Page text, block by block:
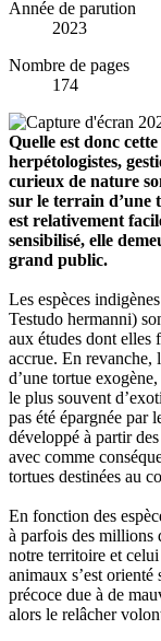
Année de parution
2023
Nombre de pages
174
Quelle est donc
herpétologistes,
curieux de nature
sur le terrain d’une
est relativement
sensibilisé, elle
grand public.
Les espèces
Testudo hermanni)
aux études dont elles
accrue. En revanche,
d’une tortue
le plus souvent
pas été épargnée par
développé à partir
avec comme
tortues destinées au
En fonction des
à parfois des millions
notre territoire et
animaux s’est
précoce due à de
alors le relâcher